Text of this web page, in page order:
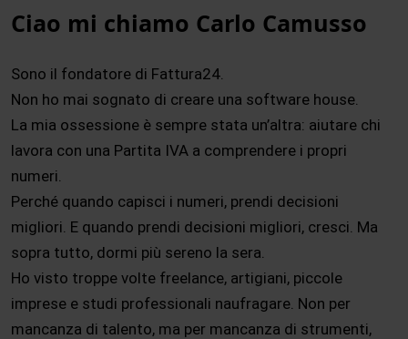
Ciao mi chiamo Carlo Camusso
Sono il fondatore di Fattura24.
Non ho mai sognato di creare una software house.
La mia ossessione è sempre stata un’altra: aiutare chi
lavora con una Partita IVA a comprendere i propri
numeri.
Perché quando capisci i numeri, prendi decisioni
migliori. E quando prendi decisioni migliori, cresci. Ma
sopra tutto, dormi più sereno la sera.
Ho visto troppe volte freelance, artigiani, piccole
imprese e studi professionali naufragare. Non per
mancanza di talento, ma per mancanza di strumenti,